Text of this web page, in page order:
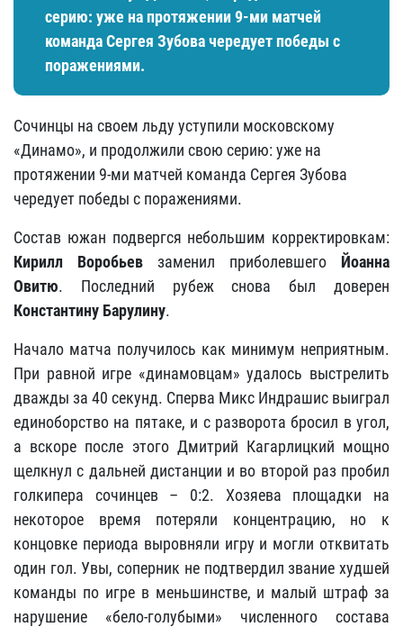
серию: уже на протяжении 9-ми матчей
команда Сергея Зубова чередует победы с
поражениями.
Сочинцы на своем льду уступили московскому
«Динамо», и продолжили свою серию: уже на
протяжении 9-ми матчей команда Сергея Зубова
чередует победы с поражениями.
Состав южан подвергся небольшим корректировкам:
Кирилл Воробьев заменил приболевшего Йоанна
Овитю. Последний рубеж снова был доверен
Константину Барулину.
Начало матча получилось как минимум неприятным.
При равной игре «динамовцам» удалось выстрелить
дважды за 40 секунд. Сперва Микс Индрашис выиграл
единоборство на пятаке, и с разворота бросил в угол,
а вскоре после этого Дмитрий Кагарлицкий мощно
щелкнул с дальней дистанции и во второй раз пробил
голкипера сочинцев – 0:2. Хозяева площадки на
некоторое время потеряли концентрацию, но к
концовке периода выровняли игру и могли отквитать
один гол. Увы, соперник не подтвердил звание худшей
команды по игре в меньшинстве, и малый штраф за
нарушение «бело-голубыми» численного состава